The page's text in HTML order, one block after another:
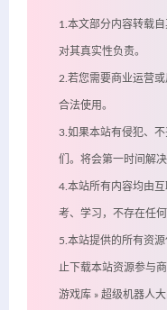
1.本文部分内容转载
对其真实性负责。
2.若您需要商业运营
合法使用。
3.如果本站有侵犯、
们。将会第一时间解决
4.本站所有内容均由
考、学习，不存在任
5.本站提供的所有资
止下载本站资源参与
游戏库 » 超级机器人